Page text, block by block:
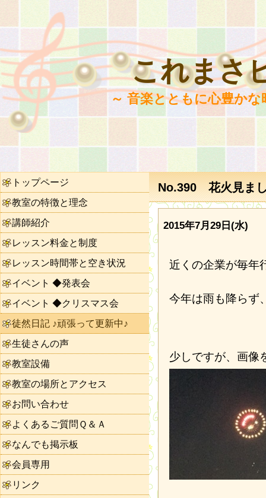
これまさ
～ 音楽とともに心豊か
No.390 花火見ま
2015年7月29日(水)
近くの企業が毎年
今年は雨も降らず
少しですが、画像
トップページ
教室の特徴と理念
講師紹介
レッスン料金と制度
レッスン時間帯と空き状況
イベント ◆発表会
イベント ◆クリスマス会
徒然日記 ♪頑張って更新中♪
生徒さんの声
教室設備
教室の場所とアクセス
お問い合わせ
よくあるご質問Ｑ＆Ａ
なんでも掲示板
会員専用
リンク